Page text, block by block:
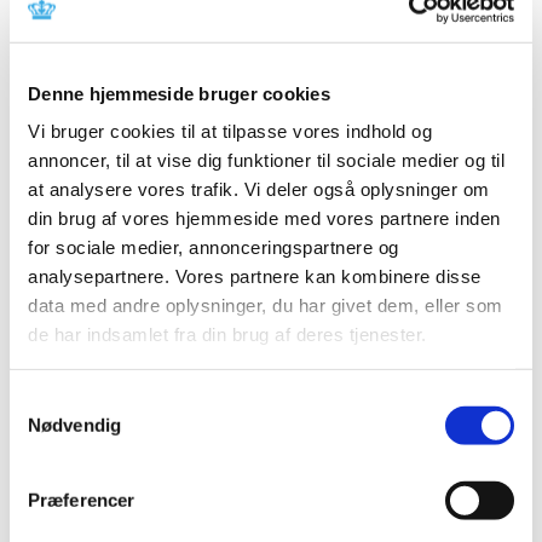
Denne hjemmeside bruger cookies
Vi bruger cookies til at tilpasse vores indhold og
annoncer, til at vise dig funktioner til sociale medier og til
at analysere vores trafik. Vi deler også oplysninger om
din brug af vores hjemmeside med vores partnere inden
for sociale medier, annonceringspartnere og
analysepartnere. Vores partnere kan kombinere disse
data med andre oplysninger, du har givet dem, eller som
de har indsamlet fra din brug af deres tjenester.
Nødvendig
Præferencer
Ved at indrapportere bivirkninger kan du hjælpe med at
lægemiddel.
Vejledninger
Vedligeholdelse af produktinformation til indehavere af
markedsføringstilladelser for godkendte lægemidler
Vejledning om brug af QRD-skabeloner til
produktresumé, indlægsseddel og mærkning for
lægemidler til mennesker
Vejledning for deklaration af plantelægemidler
Danske krav til "Blå boks" og indlægssedler
på listen over lægemidler underlagt supplerende